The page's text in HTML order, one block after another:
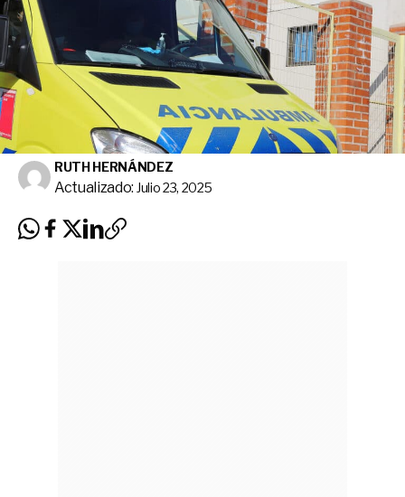
RUTH HERNÁNDEZ
Actualizado: Julio 23, 2025